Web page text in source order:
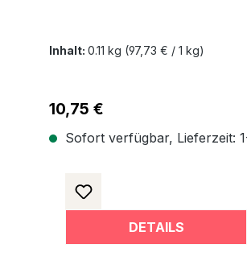
Inhalt: 0.11 kg (97,73 € / 1 kg)
Regulärer Preis:
10,75 €
Sofort verfügbar, Lieferzeit:
DETAILS